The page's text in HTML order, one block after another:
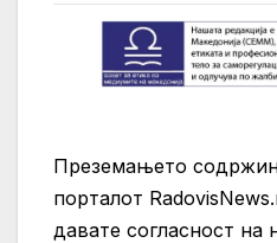
Преземањето
порталот
давате согласност на